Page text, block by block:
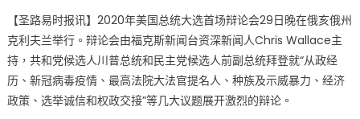
辩
一
场
混
乱
【圣路易时报讯】2020年美国总统大选首场辩论会29日晚在俄亥俄州
克利夫兰举行。辩论会由福克斯新闻台资深新闻人Chris Wallace主
持，共和党候选人川普总统和民主党候选人前副总统拜登就“从政经
历、新冠病毒疫情、最高法院大法官提名人、种族及示威暴力、经济
政策、选举诚信和权政交接”等几大议题展开激烈的辩论。